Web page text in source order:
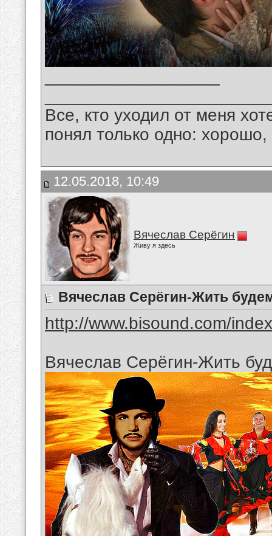
Все, кто уходил от меня
понял только одно:
12.05.2018, 10:49
Вячеслав Серёгин
Живу я здесь
Вячеслав Серёгин-Жить
http://www.bisound.com/
Вячеслав Серёгин-Жить